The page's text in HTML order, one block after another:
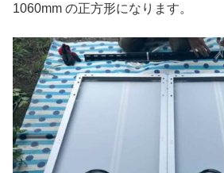
1060mm の正方形になります。